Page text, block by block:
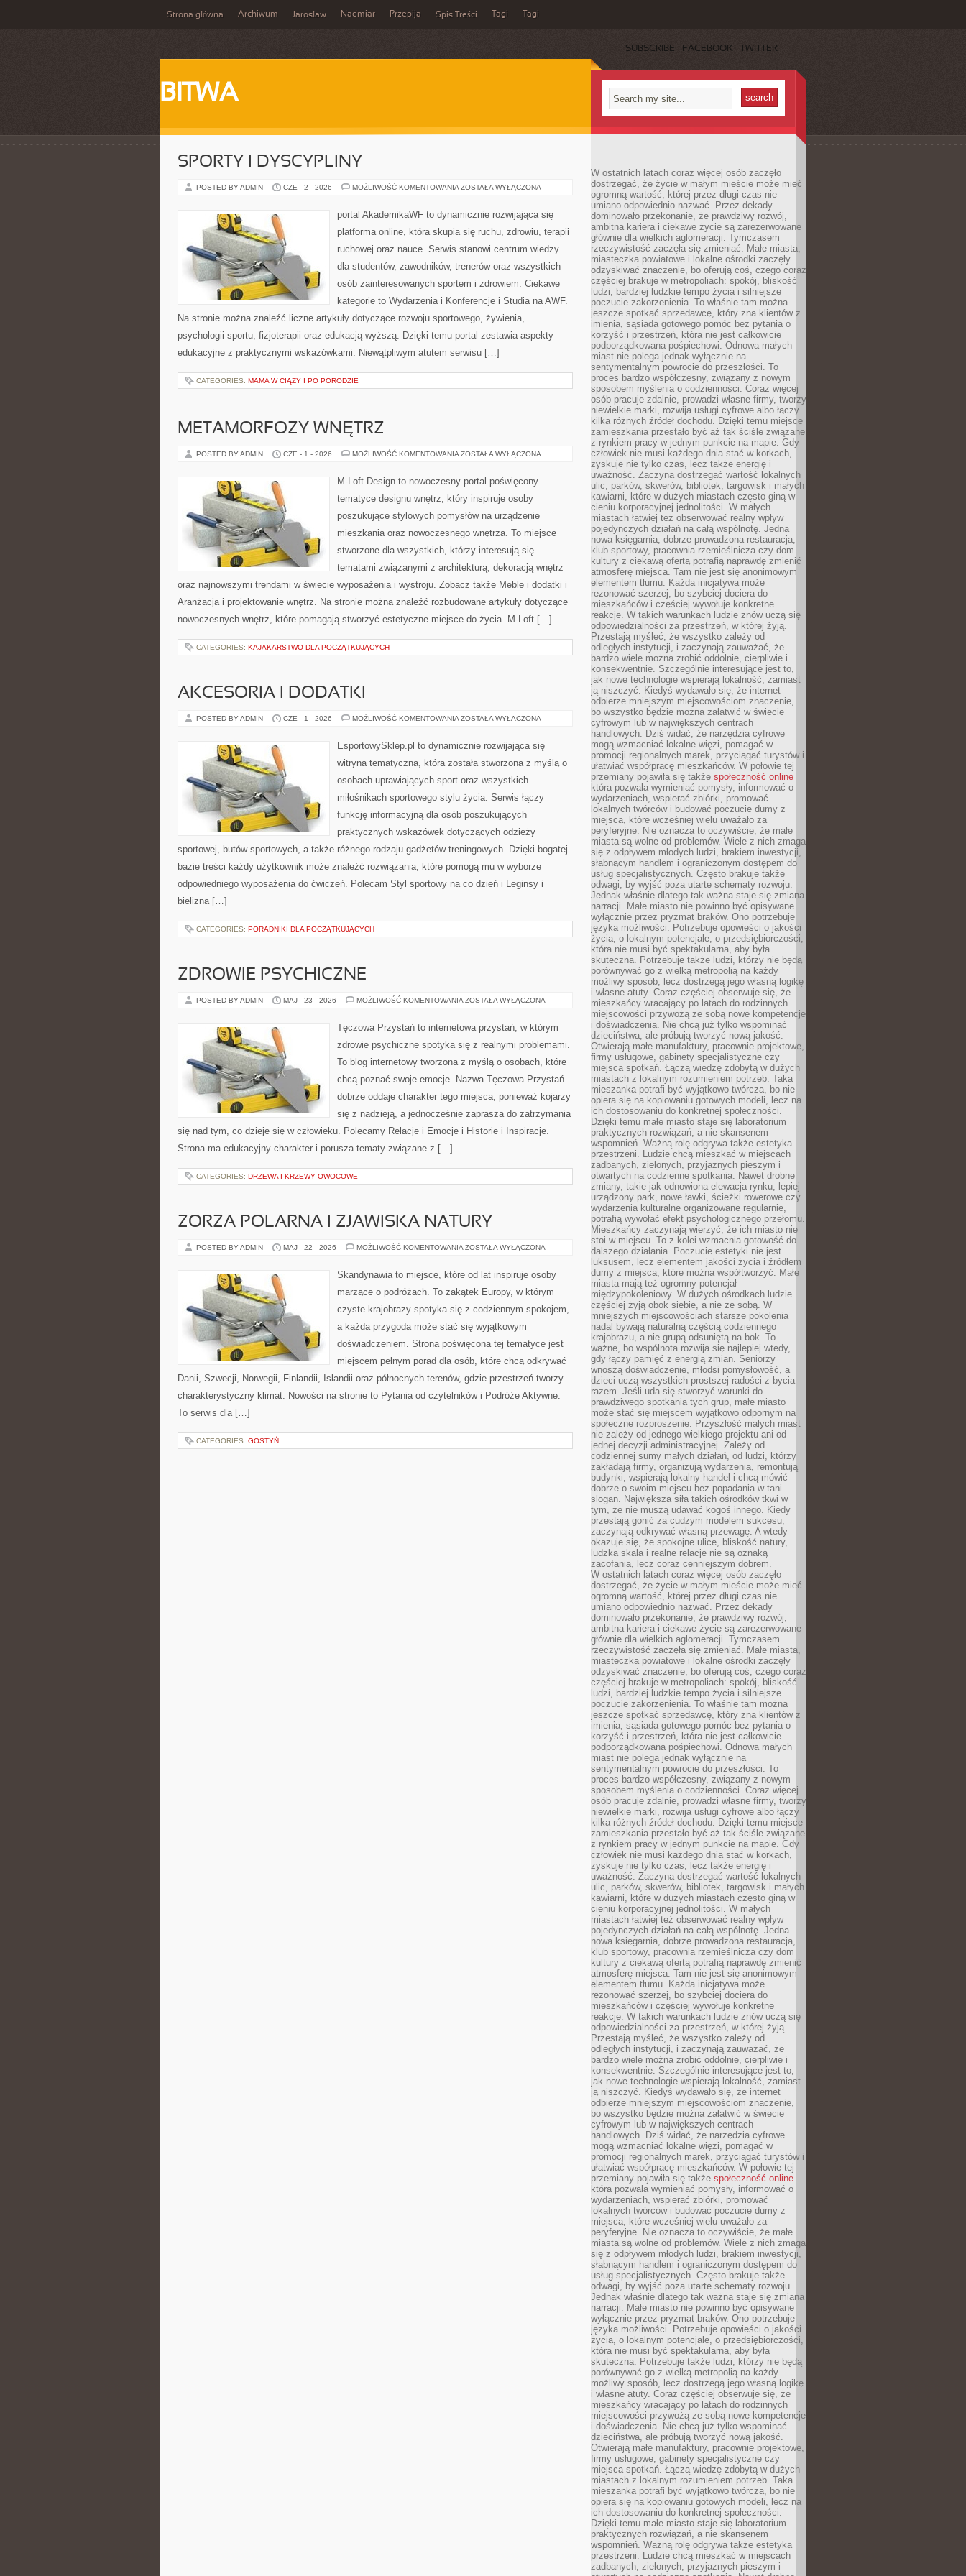
Strona główna Archiwum Jarosław Nadmiar Przepija Spis Treści Tagi Tagi
SUBSCRIBE FACEBOOK TWITTER
BITWA
SPORTY I DYSCYPLINY
POSTED BY ADMIN CZE - 2 - 2026 MOŻLIWOŚĆ KOMENTOWANIA SPORTY
ZOSTAŁA WYŁĄCZONA
portal AkademikaWF to dynamicznie rozwijająca się
platforma online, która skupia się ruchu, zdrowiu, terapii
ruchowej oraz nauce. Serwis stanowi centrum wiedzy
dla studentów, zawodników, trenerów oraz wszystkich
osób zainteresowanych sportem i zdrowiem. Ciekawe
kategorie to Wydarzenia i Konferencje i Studia na AWF.
Na stronie można znaleźć liczne artykuły dotyczące rozwoju sportowego, żywienia,
psychologii sportu, fizjoterapii oraz edukacją wyższą. Dzięki temu portal zestawia aspekty
edukacyjne z praktycznymi wskazówkami. Niewątpliwym atutem serwisu […]
CATEGORIES: MAMA W CIĄŻY I PO PORODZIE
METAMORFOZY WNĘTRZ
POSTED BY ADMIN CZE - 1 - 2026 MOŻLIWOŚĆ KOMENTOWANIA METAMORFOZY
ZOSTAŁA WYŁĄCZONA
M-Loft Design to nowoczesny portal poświęcony
tematyce designu wnętrz, który inspiruje osoby
poszukujące stylowych pomysłów na urządzenie
mieszkania oraz nowoczesnego wnętrza. To miejsce
stworzone dla wszystkich, którzy interesują się
tematami związanymi z architekturą, dekoracją wnętrz
oraz najnowszymi trendami w świecie wyposażenia i wystroju. Zobacz także Meble i dodatki i
Aranżacja i projektowanie wnętrz. Na stronie można znaleźć rozbudowane artykuły dotyczące
nowoczesnych wnętrz, które pomagają stworzyć estetyczne miejsce do życia. M-Loft […]
CATEGORIES: KAJAKARSTWO DLA POCZĄTKUJĄCYCH
AKCESORIA I DODATKI
POSTED BY ADMIN CZE - 1 - 2026 MOŻLIWOŚĆ KOMENTOWANIA AKCESORIA
ZOSTAŁA WYŁĄCZONA
EsportowySklep.pl to dynamicznie rozwijająca się
witryna tematyczna, która została stworzona z myślą o
osobach uprawiających sport oraz wszystkich
miłośnikach sportowego stylu życia. Serwis łączy
funkcję informacyjną dla osób poszukujących
praktycznych wskazówek dotyczących odzieży
sportowej, butów sportowych, a także różnego rodzaju gadżetów treningowych. Dzięki bogatej
bazie treści każdy użytkownik może znaleźć rozwiązania, które pomogą mu w wyborze
odpowiedniego wyposażenia do ćwiczeń. Polecam Styl sportowy na co dzień i Leginsy i
bielizna […]
CATEGORIES: PORADNIKI DLA POCZĄTKUJĄCYCH
ZDROWIE PSYCHICZNE
POSTED BY ADMIN MAJ - 23 - 2026 MOŻLIWOŚĆ KOMENTOWANIA ZDROWIE
ZOSTAŁA WYŁĄCZONA
Tęczowa Przystań to internetowa przystań, w którym
zdrowie psychiczne spotyka się z realnymi problemami.
To blog internetowy tworzona z myślą o osobach, które
chcą poznać swoje emocje. Nazwa Tęczowa Przystań
dobrze oddaje charakter tego miejsca, ponieważ kojarzy
się z nadzieją, a jednocześnie zaprasza do zatrzymania
się nad tym, co dzieje się w człowieku. Polecamy Relacje i Emocje i Historie i Inspiracje.
Strona ma edukacyjny charakter i porusza tematy związane z […]
CATEGORIES: DRZEWA I KRZEWY OWOCOWE
ZORZA POLARNA I ZJAWISKA NATURY
POSTED BY ADMIN MAJ - 22 - 2026 MOŻLIWOŚĆ KOMENTOWANIA ZORZA
ZJAWISKA
NATURY
ZOSTAŁA WYŁĄCZONA
Skandynawia to miejsce, które od lat inspiruje osoby
marzące o podróżach. To zakątek Europy, w którym
czyste krajobrazy spotyka się z codziennym spokojem,
a każda przygoda może stać się wyjątkowym
doświadczeniem. Strona poświęcona tej tematyce jest
miejscem pełnym porad dla osób, które chcą odkrywać
Danii, Szwecji, Norwegii, Finlandii, Islandii oraz północnych terenów, gdzie przestrzeń tworzy
charakterystyczny klimat. Nowości na stronie to Pytania od czytelników i Podróże Aktywne.
To serwis dla […]
CATEGORIES: GOSTYŃ
W ostatnich latach coraz więcej osób zaczęło
dostrzegać, że życie w małym mieście może mieć
ogromną wartość, której przez długi czas nie
umiano odpowiednio nazwać. Przez dekady
dominowało przekonanie, że prawdziwy rozwój,
ambitna kariera i ciekawe życie są zarezerwowane
głównie dla wielkich aglomeracji. Tymczasem
rzeczywistość zaczęła się zmieniać. Małe miasta,
miasteczka powiatowe i lokalne ośrodki zaczęły
odzyskiwać znaczenie, bo oferują coś, czego coraz
częściej brakuje w metropoliach: spokój, bliskość
ludzi, bardziej ludzkie tempo życia i silniejsze
poczucie zakorzenienia. To właśnie tam można
jeszcze spotkać sprzedawcę, który zna klientów z
imienia, sąsiada gotowego pomóc bez pytania o
korzyść i przestrzeń, która nie jest całkowicie
podporządkowana pośpiechowi. Odnowa małych
miast nie polega jednak wyłącznie na
sentymentalnym powrocie do przeszłości. To
proces bardzo współczesny, związany z nowym
sposobem myślenia o codzienności. Coraz więcej
osób pracuje zdalnie, prowadzi własne firmy, tworzy
niewielkie marki, rozwija usługi cyfrowe albo łączy
kilka różnych źródeł dochodu. Dzięki temu miejsce
zamieszkania przestało być aż tak ściśle związane
z rynkiem pracy w jednym punkcie na mapie. Gdy
człowiek nie musi każdego dnia stać w korkach,
zyskuje nie tylko czas, lecz także energię i
uważność. Zaczyna dostrzegać wartość lokalnych
ulic, parków, skwerów, bibliotek, targowisk i małych
kawiarni, które w dużych miastach często giną w
cieniu korporacyjnej jednolitości. W małych
miastach łatwiej też obserwować realny wpływ
pojedynczych działań na całą wspólnotę. Jedna
nowa księgarnia, dobrze prowadzona restauracja,
klub sportowy, pracownia rzemieślnicza czy dom
kultury z ciekawą ofertą potrafią naprawdę zmienić
atmosferę miejsca. Tam nie jest się anonimowym
elementem tłumu. Każda inicjatywa może
rezonować szerzej, bo szybciej dociera do
mieszkańców i częściej wywołuje konkretne
reakcje. W takich warunkach ludzie znów uczą się
odpowiedzialności za przestrzeń, w której żyją.
Przestają myśleć, że wszystko zależy od
odległych instytucji, i zaczynają zauważać, że
bardzo wiele można zrobić oddolnie, cierpliwie i
konsekwentnie. Szczególnie interesujące jest to,
jak nowe technologie wspierają lokalność, zamiast
ją niszczyć. Kiedyś wydawało się, że internet
odbierze mniejszym miejscowościom znaczenie,
bo wszystko będzie można załatwić w świecie
cyfrowym lub w największych centrach
handlowych. Dziś widać, że narzędzia cyfrowe
mogą wzmacniać lokalne więzi, pomagać w
promocji regionalnych marek, przyciągać turystów i
ułatwiać współpracę mieszkańców. W połowie tej
przemiany pojawiła się także społeczność online
która pozwala wymieniać pomysły, informować o
wydarzeniach, wspierać zbiórki, promować
lokalnych twórców i budować poczucie dumy z
miejsca, które wcześniej wielu uważało za
peryferyjne. Nie oznacza to oczywiście, że małe
miasta są wolne od problemów. Wiele z nich zmaga
się z odpływem młodych ludzi, brakiem inwestycji,
słabnącym handlem i ograniczonym dostępem do
usług specjalistycznych. Często brakuje także
odwagi, by wyjść poza utarte schematy rozwoju.
Jednak właśnie dlatego tak ważna staje się zmiana
narracji. Małe miasto nie powinno być opisywane
wyłącznie przez pryzmat braków. Ono potrzebuje
języka możliwości. Potrzebuje opowieści o jakości
życia, o lokalnym potencjale, o przedsiębiorczości,
która nie musi być spektakularna, aby była
skuteczna. Potrzebuje także ludzi, którzy nie będą
porównywać go z wielką metropolią na każdy
możliwy sposób, lecz dostrzegą jego własną logikę
i własne atuty. Coraz częściej obserwuje się, że
mieszkańcy wracający po latach do rodzinnych
miejscowości przywożą ze sobą nowe kompetencje
i doświadczenia. Nie chcą już tylko wspominać
dzieciństwa, ale próbują tworzyć nową jakość.
Otwierają małe manufaktury, pracownie projektowe,
firmy usługowe, gabinety specjalistyczne czy
miejsca spotkań. Łączą wiedzę zdobytą w dużych
miastach z lokalnym rozumieniem potrzeb. Taka
mieszanka potrafi być wyjątkowo twórcza, bo nie
opiera się na kopiowaniu gotowych modeli, lecz na
ich dostosowaniu do konkretnej społeczności.
Dzięki temu małe miasto staje się laboratorium
praktycznych rozwiązań, a nie skansenem
wspomnień. Ważną rolę odgrywa także estetyka
przestrzeni. Ludzie chcą mieszkać w miejscach
zadbanych, zielonych, przyjaznych pieszym i
otwartych na codzienne spotkania. Nawet drobne
zmiany, takie jak odnowiona elewacja rynku, lepiej
urządzony park, nowe ławki, ścieżki rowerowe czy
wydarzenia kulturalne organizowane regularnie,
potrafią wywołać efekt psychologicznego przełomu.
Mieszkańcy zaczynają wierzyć, że ich miasto nie
stoi w miejscu. To z kolei wzmacnia gotowość do
dalszego działania. Poczucie estetyki nie jest
luksusem, lecz elementem jakości życia i źródłem
dumy z miejsca, które można współtworzyć. Małe
miasta mają też ogromny potencjał
międzypokoleniowy. W dużych ośrodkach ludzie
częściej żyją obok siebie, a nie ze sobą. W
mniejszych miejscowościach starsze pokolenia
nadal bywają naturalną częścią codziennego
krajobrazu, a nie grupą odsuniętą na bok. To
ważne, bo wspólnota rozwija się najlepiej wtedy,
gdy łączy pamięć z energią zmian. Seniorzy
wnoszą doświadczenie, młodsi pomysłowość, a
dzieci uczą wszystkich prostszej radości z bycia
razem. Jeśli uda się stworzyć warunki do
prawdziwego spotkania tych grup, małe miasto
może stać się miejscem wyjątkowo odpornym na
społeczne rozproszenie. Przyszłość małych miast
nie zależy od jednego wielkiego projektu ani od
jednej decyzji administracyjnej. Zależy od
codziennej sumy małych działań, od ludzi, którzy
zakładają firmy, organizują wydarzenia, remontują
budynki, wspierają lokalny handel i chcą mówić
dobrze o swoim miejscu bez popadania w tani
slogan. Największa siła takich ośrodków tkwi w
tym, że nie muszą udawać kogoś innego. Kiedy
przestają gonić za cudzym modelem sukcesu,
zaczynają odkrywać własną przewagę. A wtedy
okazuje się, że spokojne ulice, bliskość natury,
ludzka skala i realne relacje nie są oznaką
zacofania, lecz coraz cenniejszym dobrem.
W ostatnich latach coraz więcej osób zaczęło
dostrzegać, że życie w małym mieście może mieć
ogromną wartość, której przez długi czas nie
umiano odpowiednio nazwać. Przez dekady
dominowało przekonanie, że prawdziwy rozwój,
ambitna kariera i ciekawe życie są zarezerwowane
głównie dla wielkich aglomeracji. Tymczasem
rzeczywistość zaczęła się zmieniać. Małe miasta,
miasteczka powiatowe i lokalne ośrodki zaczęły
odzyskiwać znaczenie, bo oferują coś, czego coraz
częściej brakuje w metropoliach: spokój, bliskość
ludzi, bardziej ludzkie tempo życia i silniejsze
poczucie zakorzenienia. To właśnie tam można
jeszcze spotkać sprzedawcę, który zna klientów z
imienia, sąsiada gotowego pomóc bez pytania o
korzyść i przestrzeń, która nie jest całkowicie
podporządkowana pośpiechowi. Odnowa małych
miast nie polega jednak wyłącznie na
sentymentalnym powrocie do przeszłości. To
proces bardzo współczesny, związany z nowym
sposobem myślenia o codzienności. Coraz więcej
osób pracuje zdalnie, prowadzi własne firmy, tworzy
niewielkie marki, rozwija usługi cyfrowe albo łączy
kilka różnych źródeł dochodu. Dzięki temu miejsce
zamieszkania przestało być aż tak ściśle związane
z rynkiem pracy w jednym punkcie na mapie. Gdy
człowiek nie musi każdego dnia stać w korkach,
zyskuje nie tylko czas, lecz także energię i
uważność. Zaczyna dostrzegać wartość lokalnych
ulic, parków, skwerów, bibliotek, targowisk i małych
kawiarni, które w dużych miastach często giną w
cieniu korporacyjnej jednolitości. W małych
miastach łatwiej też obserwować realny wpływ
pojedynczych działań na całą wspólnotę. Jedna
nowa księgarnia, dobrze prowadzona restauracja,
klub sportowy, pracownia rzemieślnicza czy dom
kultury z ciekawą ofertą potrafią naprawdę zmienić
atmosferę miejsca. Tam nie jest się anonimowym
elementem tłumu. Każda inicjatywa może
rezonować szerzej, bo szybciej dociera do
mieszkańców i częściej wywołuje konkretne
reakcje. W takich warunkach ludzie znów uczą się
odpowiedzialności za przestrzeń, w której żyją.
Przestają myśleć, że wszystko zależy od
odległych instytucji, i zaczynają zauważać, że
bardzo wiele można zrobić oddolnie, cierpliwie i
konsekwentnie. Szczególnie interesujące jest to,
jak nowe technologie wspierają lokalność, zamiast
ją niszczyć. Kiedyś wydawało się, że internet
odbierze mniejszym miejscowościom znaczenie,
bo wszystko będzie można załatwić w świecie
cyfrowym lub w największych centrach
handlowych. Dziś widać, że narzędzia cyfrowe
mogą wzmacniać lokalne więzi, pomagać w
promocji regionalnych marek, przyciągać turystów i
ułatwiać współpracę mieszkańców. W połowie tej
przemiany pojawiła się także społeczność online
która pozwala wymieniać pomysły, informować o
wydarzeniach, wspierać zbiórki, promować
lokalnych twórców i budować poczucie dumy z
miejsca, które wcześniej wielu uważało za
peryferyjne. Nie oznacza to oczywiście, że małe
miasta są wolne od problemów. Wiele z nich zmaga
się z odpływem młodych ludzi, brakiem inwestycji,
słabnącym handlem i ograniczonym dostępem do
usług specjalistycznych. Często brakuje także
odwagi, by wyjść poza utarte schematy rozwoju.
Jednak właśnie dlatego tak ważna staje się zmiana
narracji. Małe miasto nie powinno być opisywane
wyłącznie przez pryzmat braków. Ono potrzebuje
języka możliwości. Potrzebuje opowieści o jakości
życia, o lokalnym potencjale, o przedsiębiorczości,
która nie musi być spektakularna, aby była
skuteczna. Potrzebuje także ludzi, którzy nie będą
porównywać go z wielką metropolią na każdy
możliwy sposób, lecz dostrzegą jego własną logikę
i własne atuty. Coraz częściej obserwuje się, że
mieszkańcy wracający po latach do rodzinnych
miejscowości przywożą ze sobą nowe kompetencje
i doświadczenia. Nie chcą już tylko wspominać
dzieciństwa, ale próbują tworzyć nową jakość.
Otwierają małe manufaktury, pracownie projektowe,
firmy usługowe, gabinety specjalistyczne czy
miejsca spotkań. Łączą wiedzę zdobytą w dużych
miastach z lokalnym rozumieniem potrzeb. Taka
mieszanka potrafi być wyjątkowo twórcza, bo nie
opiera się na kopiowaniu gotowych modeli, lecz na
ich dostosowaniu do konkretnej społeczności.
Dzięki temu małe miasto staje się laboratorium
praktycznych rozwiązań, a nie skansenem
wspomnień. Ważną rolę odgrywa także estetyka
przestrzeni. Ludzie chcą mieszkać w miejscach
zadbanych, zielonych, przyjaznych pieszym i